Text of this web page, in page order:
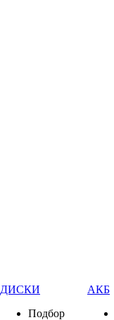
ДИСКИ
Подбор
АКБ